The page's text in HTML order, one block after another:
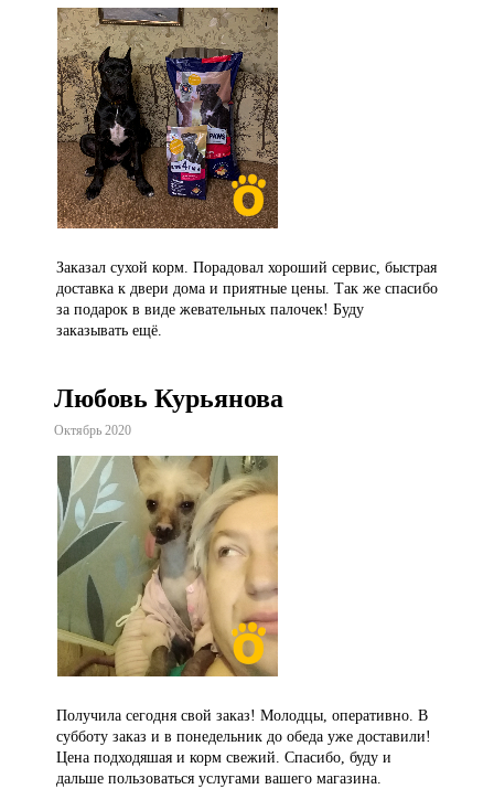
Заказал сухой корм. Порадовал хороший сервис, быстрая
доставка к двери дома и приятные цены. Так же спасибо
за подарок в виде жевательных палочек! Буду
заказывать ещё.
Любовь Курьянова
Октябрь 2020
Получила сегодня свой заказ! Молодцы, оперативно. В
субботу заказ и в понедельник до обеда уже доставили!
Цена подходяшая и корм свежий. Спасибо, буду и
дальше пользоваться услугами вашего магазина.